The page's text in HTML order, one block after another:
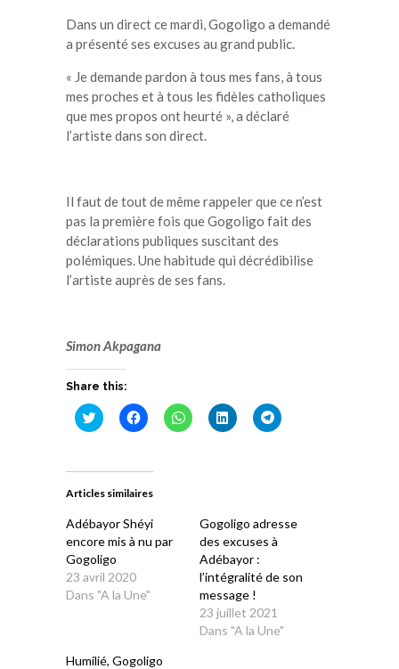
Dans un direct ce mardi, Gogoligo a demandé
a présenté ses excuses au grand public.
« Je demande pardon à tous mes fans, à tous
mes proches et à tous les fidèles catholiques
que mes propos ont heurté », a déclaré
l’artiste dans son direct.
Il faut de tout de même rappeler que ce n’est
pas la première fois que Gogoligo fait des
déclarations publiques suscitant des
polémiques. Une habitude qui décrédibilise
l’artiste auprès de ses fans.
Simon Akpagana
Share this:
Cliquez
pour
dans
nouvelle
Cliquez
pour
dans
nouvelle
Cliquez
pour
Cliquez
pour
Cliquez
pour
Articles similaires
Adébayor Shéyi
encore mis à nu par
Gogoligo
23 avril 2020
Dans "A la Une"
Gogoligo adresse
des excuses à
Adébayor :
l’intégralité de son
message !
23 juillet 2021
Dans "A la Une"
Humilié, Gogoligo